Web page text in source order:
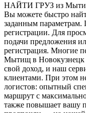
НАЙТИ ГРУЗ из
Вы можете быстро
заданным параметрам.
регистрации. Для
подачи предложения
регистрация. Многие
Мытищ в Новокузнецк
свой доход, и наш
клиентами. При этом
логистов: опытный
маршрут с
также повышает вашу